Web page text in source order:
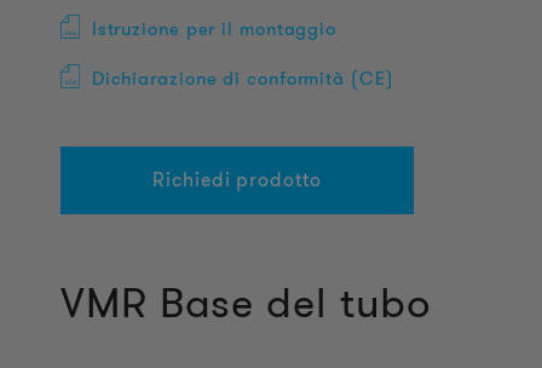
Istruzione per il montaggio
Dichiarazione di conformità (CE)
Richiedi prodotto
VMR Base del tubo